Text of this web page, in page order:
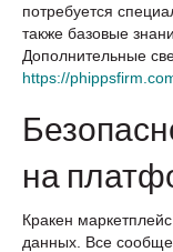
потребуется
также базовые
Дополнительные
https://
на
Кракен
данных. Все